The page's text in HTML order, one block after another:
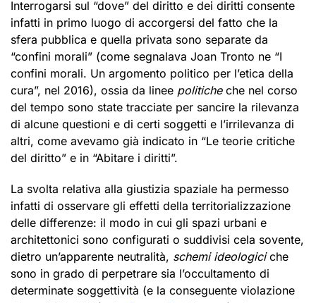
Interrogarsi sul “dove” del diritto e dei diritti consente
infatti in primo luogo di accorgersi del fatto che la
sfera pubblica e quella privata sono separate da
“confini morali” (come segnalava Joan Tronto ne “I
confini morali. Un argomento politico per l’etica della
cura”, nel 2016), ossia da linee politicheche nel corso
del tempo sono state tracciate per sancire la rilevanza
di alcune questioni e di certi soggetti e l’irrilevanza di
altri, come avevamo già indicato in “Le teorie critiche
del diritto” e in “Abitare i diritti”.
La svolta relativa alla giustizia spaziale ha permesso
infatti di osservare gli effetti della territorializzazione
delle differenze: il modo in cui gli spazi urbani e
architettonici sono configurati o suddivisi cela sovente,
dietro un’apparente neutralità, schemi ideologiciche
sono in grado di perpetrare sia l’occultamento di
determinate soggettività (e la conseguente violazione